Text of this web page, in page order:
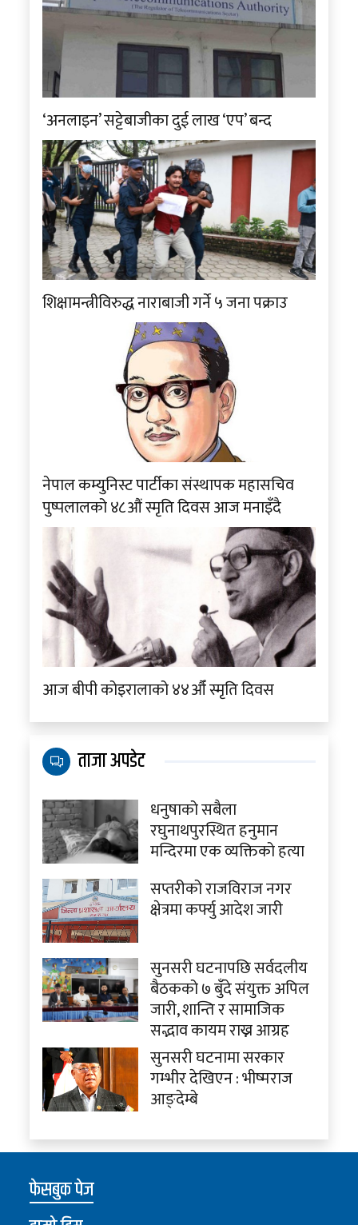
‘अनलाइन’ सट्टेबाजीका दुई लाख ‘एप’ बन्द
शिक्षामन्त्रीविरुद्ध नाराबाजी गर्ने ५ जना पक्राउ
नेपाल कम्युनिस्ट पार्टीका संस्थापक महासचिव
पुष्पलालको ४८औं स्मृति दिवस आज मनाइँदै
आज बीपी कोइरालाको ४४औँ स्मृति दिवस
ताजा अपडेट
धनुषाको सबैला
रघुनाथपुरस्थित हनुमान
मन्दिरमा एक व्यक्तिको हत्या
सप्तरीको राजविराज नगर
क्षेत्रमा कर्फ्यु आदेश जारी
सुनसरी घटनापछि सर्वदलीय
बैठकको ७ बुँदे संयुक्त अपिल
जारी, शान्ति र सामाजिक
सद्भाव कायम राख्न आग्रह
सुनसरी घटनामा सरकार
गम्भीर देखिएन : भीष्मराज
आङ्देम्बे
फेसबुक पेज